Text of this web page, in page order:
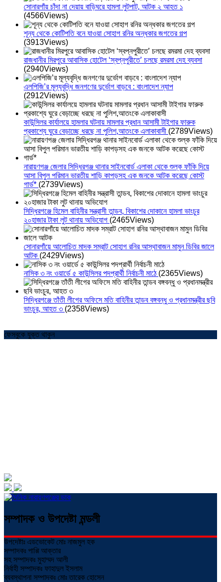
সোনারগাঁয় চাঁদা না দেয়ায় বাড়িঘরে হামলা লুটপাট, আটক ২ আহত ১
(4566Views)
শূন্য থেকে কোটিপতি বনে যাওয়া সোহাগ রনির অন্ধকার জগতের গল্প
(3913Views)
রাজধানীর মিরপুরে আবাসিক হোটেল ‘স্বপ্নপুরীতে’ চলছে রমরমা দেহ ব্যবসা
(2940Views)
এলপিজি’র মূল্যবৃদ্ধি জনগণের দুর্ভোগ বাড়বে : বাংলাদেশ ন্যাপ
(2912Views)
কাউন্সিলর কার্যালয়ে হামলার ঘটনায় মামলার প্রধান আসামী টাইগার ফারুক
প্রকাশ্যে ঘুরে বেড়াচ্ছে ধরছে না পুলিশ,আতংকে এলাকাবাসী (2789Views)
নারায়ণগঞ্জ জেলার সিদ্ধিরগঞ্জ থানার সাইনবোর্ড এলাকা থেকে শুল্ক ফাঁকি দিয়ে
আসা বিপুল পরিমান ভারতীয় শাড়ি কাপড়সহ এক জনকে আটক করেছে কোস্ট
গার্ড* (2739Views)
সিদ্ধিরগঞ্জে হিমেল বাহিনীর সন্ত্রাসী তান্ডব, বিকাশের দোকানে হামলা ভাংচুর
২০হাজার টাকা লুট থানায় অভিযোগ (2465Views)
সোনারগাঁয়ে আলোচিত মাদক সম্রাট সোহাগ রনির আস্থাবাজন মামুন ডিবির জালে
আটক (2429Views)
নাসিক ৩ নং ওয়ার্ডে ৫ কাউন্সিলর পদপ্রার্থী নির্বাচনী মাঠে (2365Views)
সিদ্ধিরগঞ্জে তাঁতী লীগের অফিসে মতি বাহিনীর তান্ডব বঙ্গবন্ধু ও প্রধানমন্ত্রীর ছবি
ভাংচুর, আহত ৩ (2358Views)
ফেসবুকে যুক্ত থাকুন
সম্পাদক ও উপদেষ্টা মন্ডলী
উপদেষ্টাঃ এডভোকেট মোঃ নাজমুল হক
সম্পাদকঃ পাপ্পি আক্তার
সহ সম্পাদকঃ মুহাম্মদ আলী
নির্বাহী সম্পাদকঃ ফাহাদুল ইসলাম
ব্যবস্থাপনা সম্পাদকঃ মোঃ তারেক হোসেন